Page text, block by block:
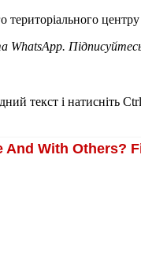
територіального
WhatsApp.
текст і натисніть